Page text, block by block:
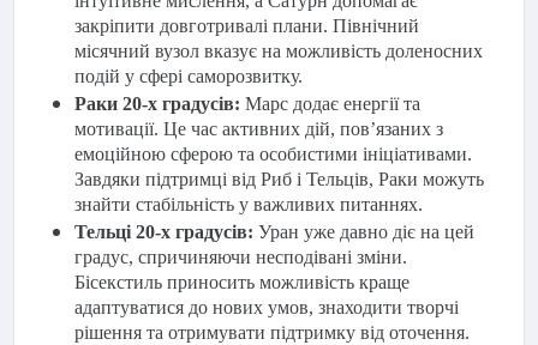
закріпити довготривалі плани. Північний
місячний вузол вказує на можливість доленосних
подій у сфері саморозвитку.
Раки 20-х градусів: Марс додає енергії та
мотивації. Це час активних дій, пов’язаних з
емоційною сферою та особистими ініціативами.
Завдяки підтримці від Риб і Тельців, Раки можуть
знайти стабільність у важливих питаннях.
Тельці 20-х градусів: Уран уже давно діє на цей
градус, спричиняючи несподівані зміни.
Бісекстиль приносить можливість краще
адаптуватися до нових умов, знаходити творчі
рішення та отримувати підтримку від оточення.